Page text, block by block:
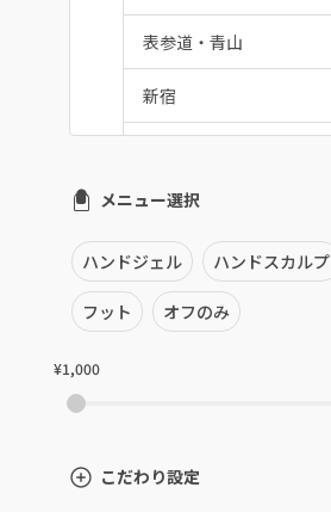
表参道・青山
新宿
銀座・新橋・有楽町
恵比寿・代官山・中目黒
自由が丘・学芸大学
下北沢・代々木上原
メニュー選択
ハンドジェル ハンドスカルプ
フット オフのみ
¥1,000
こだわり設定